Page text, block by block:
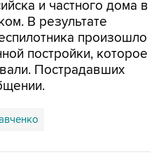
и частного дома в
В результате
произошло
постройки, которое
Пострадавших